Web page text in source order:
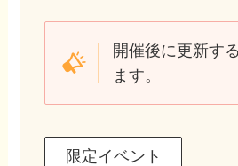
開催後に更新す
ます。
限定イベント